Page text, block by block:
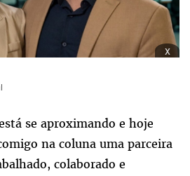
x
se aproximando e hoje
na coluna uma parceira
colaborado e